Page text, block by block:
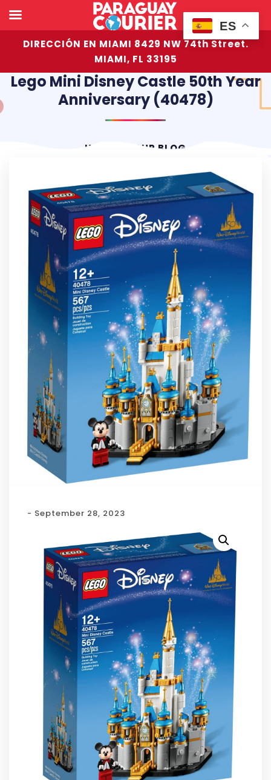
DIRECCIÓN EN MIAMI 8429 NW 74th Street.
MIAMI, FL 33195
Lego Mini Disney Castle 50th Year
Anniversary (40478)
HOME OUR BLOG
- September 28, 2023
ES